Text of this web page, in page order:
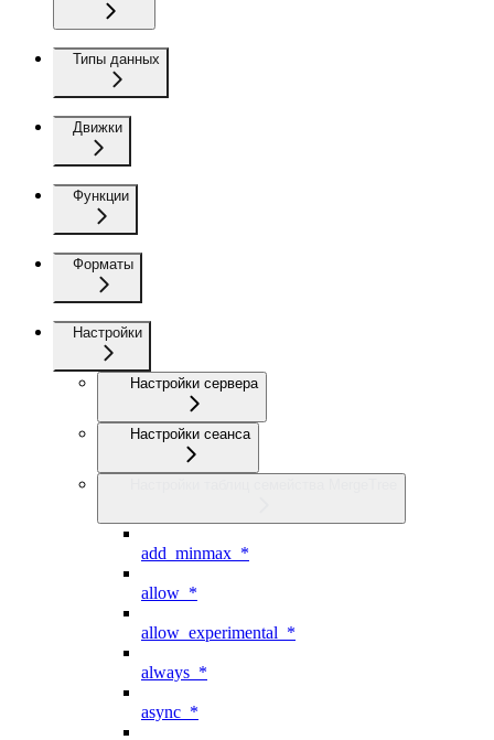
Типы данных
Движки
Функции
Форматы
Настройки
Настройки сервера
Настройки сеанса
add_minmax_*
allow_*
allow_experimental_*
always_*
async_*